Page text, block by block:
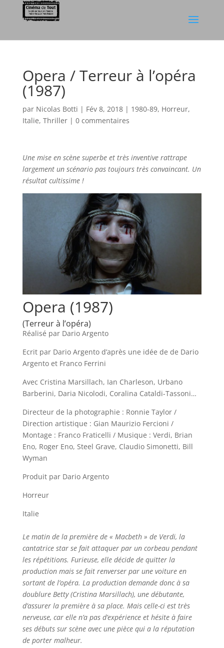
Opera / Terreur à l’opéra
(1987)
par Nicolas Botti | Fév 8, 2018| 1980-89, Horreur,
Italie, Thriller| 0 commentaires
Une mise en scène superbe et très inventive rattrape
largement un scénario pas toujours très convaincant. Un
résultat cultissime !
Opera (1987)
(Terreur à l’opéra)
Réalisé par Dario Argento
Ecrit par Dario Argento d’après une idée de de Dario
Argento et Franco Ferrini
Avec Cristina Marsillach, Ian Charleson, Urbano
Barberini, Daria Nicolodi, Coralina Cataldi-Tassoni…
Directeur de la photographie : Ronnie Taylor /
Direction artistique : Gian Maurizio Fercioni /
Montage : Franco Fraticelli / Musique : Verdi, Brian
Eno, Roger Eno, Steel Grave, Claudio Simonetti, Bill
Wyman
Produit par Dario Argento
Horreur
Italie
Le matin de la première de « Macbeth » de Verdi, la
cantatrice star se fait attaquer par un corbeau pendant
les répétitions. Furieuse, elle décide de quitter la
production mais se fait renverser par une voiture en
sortant de l’opéra. La production demande donc à sa
doublure Betty (Cristina Marsillach), une débutante,
d’assurer la première à sa place. Mais celle-ci est très
nerveuse, car elle n’a pas d’expérience et hésite à faire
ses débuts sur scène avec une pièce qui a la réputation
de porter malheur.